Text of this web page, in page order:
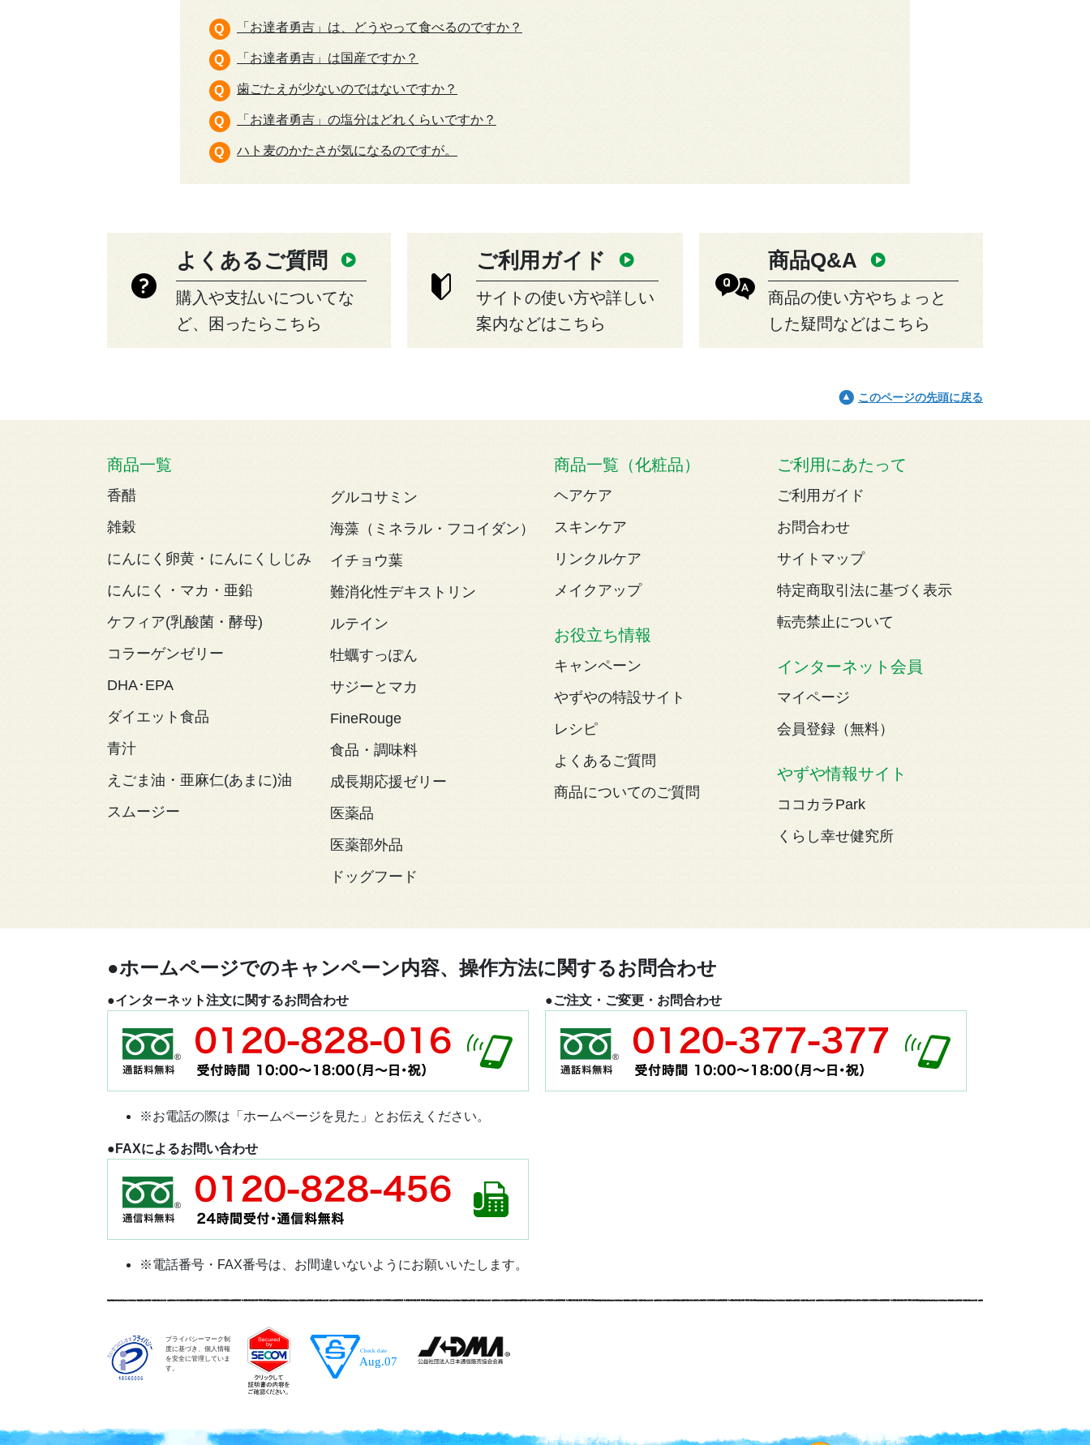
「お達者勇吉」は、どうやって食べるのですか？
「お達者勇吉」は国産ですか？
歯ごたえが少ないのではないですか？
「お達者勇吉」の塩分はどれくらいですか？
ハト麦のかたさが気になるのですが。
よくあるご質問
購入や支払いについてな
ど、困ったらこちら
ご利用ガイド
サイトの使い方や詳しい
案内などはこちら
商品Q&A
商品の使い方やちょっと
した疑問などはこちら
このページの先頭に戻る
商品一覧
香醋
雑穀
にんにく卵黄・にんにくしじみ
にんにく・マカ・亜鉛
ケフィア(乳酸菌・酵母)
コラーゲンゼリー
DHA･EPA
ダイエット食品
青汁
えごま油・亜麻仁(あまに)油
スムージー
グルコサミン
海藻（ミネラル・フコイダン）
イチョウ葉
難消化性デキストリン
ルテイン
牡蠣すっぽん
サジーとマカ
FineRouge
食品・調味料
成長期応援ゼリー
医薬品
医薬部外品
ドッグフード
商品一覧（化粧品）
ヘアケア
スキンケア
リンクルケア
メイクアップ
お役立ち情報
キャンペーン
やずやの特設サイト
レシピ
よくあるご質問
商品についてのご質問
ご利用にあたって
ご利用ガイド
お問合わせ
サイトマップ
特定商取引法に基づく表示
転売禁止について
インターネット会員
マイページ
会員登録（無料）
やずや情報サイト
ココカラPark
くらし幸せ健究所
●ホームページでのキャンペーン内容、操作方法に関するお問合わせ
●インターネット注文に関するお問合わせ ●ご注文・ご変更・お問合わせ
※お電話の際は「ホームページを見た」とお伝えください。
●FAXによるお問い合わせ
※電話番号・FAX番号は、お間違いないようにお願いいたします。
プライバシーマーク制
度に基づき、個人情報
を安全に管理していま
す。